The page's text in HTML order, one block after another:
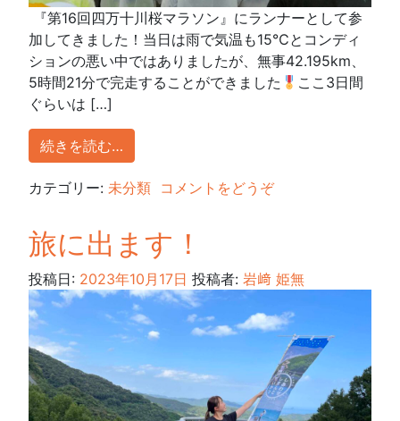
『第16回四万十川桜マラソン』にランナーとして参
加してきました！当日は雨で気温も15℃とコンディ
ションの悪い中ではありましたが、無事42.195km、
5時間21分で完走することができました
ここ3日間
ぐらいは […]
続きを読む…
カテゴリー: 未分類 コメントをどうぞ
旅に出ます！
投稿日: 2023年10月17日 投稿者: 岩﨑 姫無